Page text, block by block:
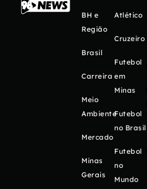
BH e
Região
Brasil
Carreira
Meio
Ambiente
Mercado
Minas
Gerais
Atlético
Cruzeiro
Futebol
em
Minas
Futebol
no Brasil
Futebol
no
Mundo